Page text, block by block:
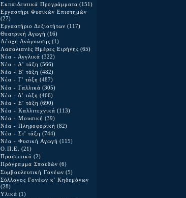
Εκπαιδευτικά Προγράμματα (151)
Εργαστήρι Φυσικών Επιστημών
(27)
Εργαστήριο Δεξιοτήτων (117)
Θεατρική Αγωγή (16)
Λέσχη Ανάγνωσης (1)
Λασαλιανές Ημέρες Ειρήνης (65)
Νέα - Αγγλικά (322)
Νέα - Α' τάξη (566)
Νέα - Β' τάξη (482)
Νέα - Γ' τάξη (487)
Νέα - Γαλλικά (305)
Νέα - Δ' τάξη (466)
Νέα - Ε' τάξη (690)
Νέα - Καλλιτεχνικά (113)
Νέα - Μουσική (39)
Νέα - Πληροφορική (82)
Νέα - Στ' τάξη (744)
Νέα - Φυσική Αγωγή (115)
Ο.Π.Ε. (21)
Προσωπικό (2)
Πρόγραμμα Σπουδών (6)
Συμβουλευτική Γονέων (5)
Σύλλογος Γονέων κ' Κηδεμόνων
(28)
Υλικά (1)